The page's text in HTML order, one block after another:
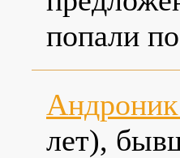
попали
лет),